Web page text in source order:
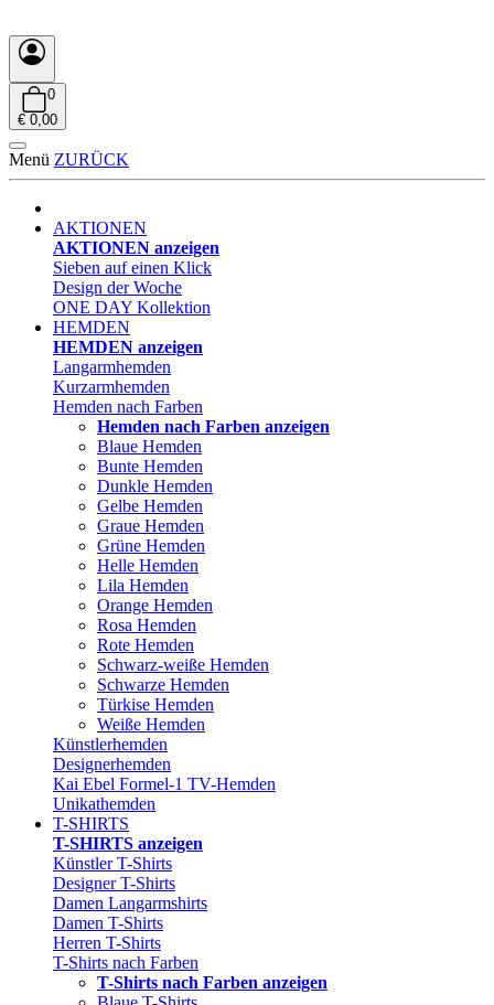
0
€ 0,00
Menü ZURÜCK
AKTIONEN
AKTIONEN anzeigen
Sieben auf einen Klick
Design der Woche
ONE DAY Kollektion
HEMDEN
HEMDEN anzeigen
Langarmhemden
Kurzarmhemden
Hemden nach Farben
Hemden nach Farben anzeigen
Blaue Hemden
Bunte Hemden
Dunkle Hemden
Gelbe Hemden
Graue Hemden
Grüne Hemden
Helle Hemden
Lila Hemden
Orange Hemden
Rosa Hemden
Rote Hemden
Schwarz-weiße Hemden
Schwarze Hemden
Türkise Hemden
Weiße Hemden
Künstlerhemden
Designerhemden
Kai Ebel Formel-1 TV-Hemden
Unikathemden
T-SHIRTS
T-SHIRTS anzeigen
Künstler T-Shirts
Designer T-Shirts
Damen Langarmshirts
Damen T-Shirts
Herren T-Shirts
T-Shirts nach Farben
T-Shirts nach Farben anzeigen